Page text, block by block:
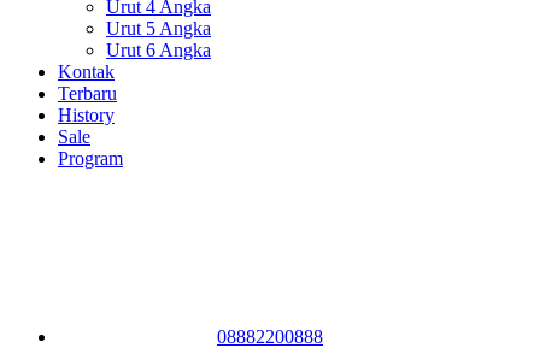
Urut 4 Angka
Urut 5 Angka
Urut 6 Angka
Kontak
Terbaru
History
Sale
Program
08882200888